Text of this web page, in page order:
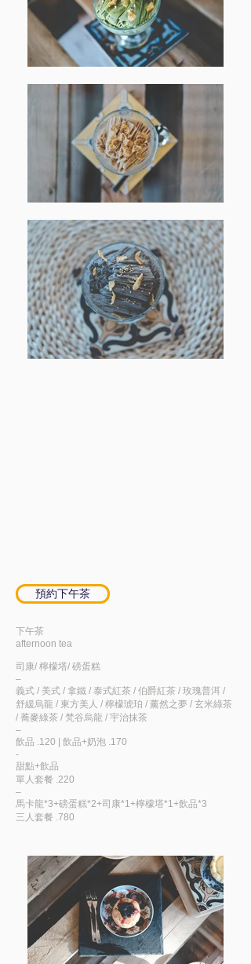
預約下午茶
下午茶
afternoon tea
司康/ 檸檬塔/ 磅蛋糕
–
義式 / 美式 / 拿鐵 / 泰式紅茶 / 伯爵紅茶 / 玫瑰普洱 /
舒緩烏龍 / 東方美人 / 檸檬琥珀 / 薰然之夢 / 玄米綠茶
/ 蕎麥綠茶 / 梵谷烏龍 / 宇治抹茶
–
​飲品 .120 | 飲品+奶泡 .170
-
甜點+飲品
單人套餐 .220
–
馬卡龍*3+磅蛋糕*2+司康*1+檸檬塔*1+飲品*3
三人套餐 .780